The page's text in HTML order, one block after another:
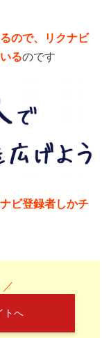
ので、リクナビ
るのです
ビ登録者しかチ
トへ